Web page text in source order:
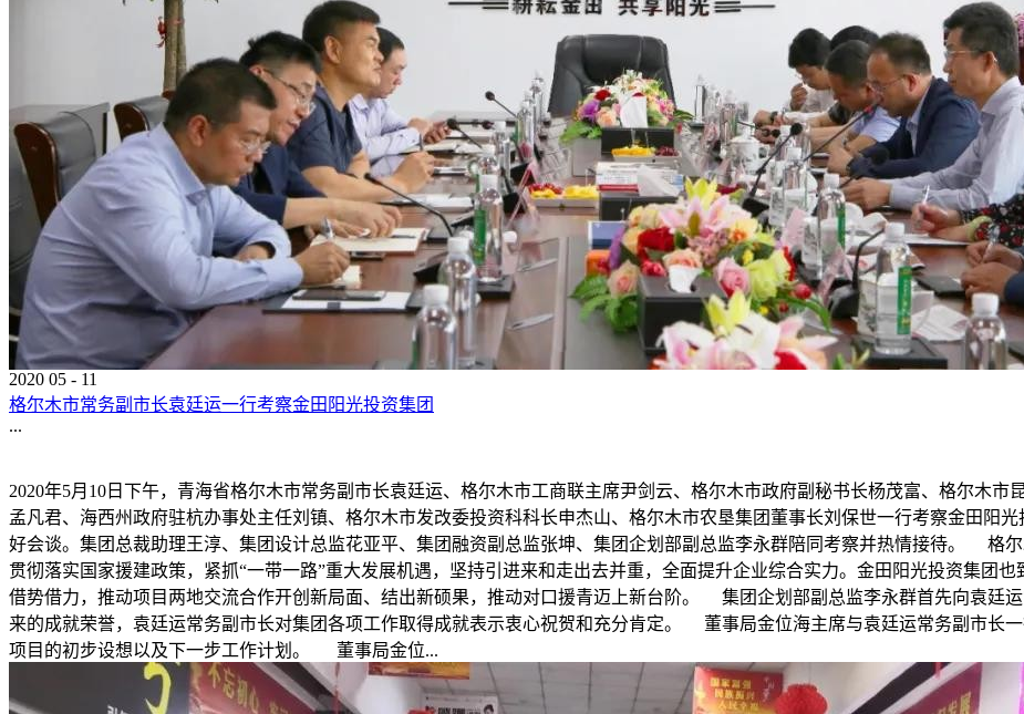
2020 05 - 11
格尔木市常务副市长袁廷运一行考察金田阳光投资集团
...
2020年5月10日下午，青海省格尔木市常务副市长袁廷运、格尔木市工商联主席尹剑云、格尔木市政府副秘书长杨茂富、格尔木
孟凡君、海西州政府驻杭办事处主任刘镇、格尔木市发改委投资科科长申杰山、格尔木市农垦集团董事长刘保世一行考察金田阳
好会谈。集团总裁助理王淳、集团设计总监花亚平、集团融资副总监张坤、集团企划部副总监李永群陪同考察并热情接待。 格
贯彻落实国家援建政策，紧抓“一带一路”重大发展机遇，坚持引进来和走出去并重，全面提升企业综合实力。金田阳光投资集团
借势借力，推动项目两地交流合作开创新局面、结出新硕果，推动对口援青迈上新台阶。 集团企划部副总监李永群首先向袁廷
来的成就荣誉，袁廷运常务副市长对集团各项工作取得成就表示衷心祝贺和充分肯定。 董事局金位海主席与袁廷运常务副市长
项目的初步设想以及下一步工作计划。 董事局金位...